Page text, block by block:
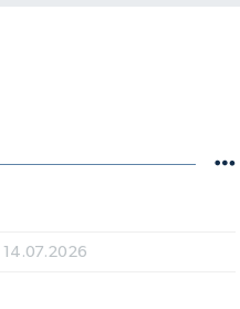
14.07.2026